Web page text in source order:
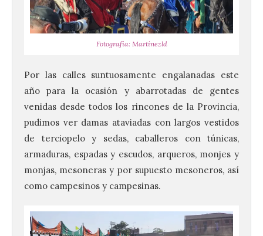
Fotografía: Martínezld
Por las calles suntuosamente engalanadas este
año para la ocasión y abarrotadas de gentes
venidas desde todos los rincones de la Provincia,
pudimos ver damas ataviadas con largos vestidos
de terciopelo y sedas, caballeros con túnicas,
armaduras, espadas y escudos, arqueros, monjes y
monjas, mesoneras y por supuesto mesoneros, así
como campesinos y campesinas.